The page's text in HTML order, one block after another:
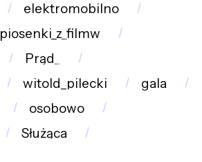
elektromobilno
piosenki_z_filmw
Prąd_
witold_pilecki
gala
osobowo
Służąca